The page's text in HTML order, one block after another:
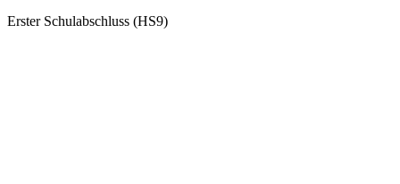
Erster Schulabschluss (HS9)